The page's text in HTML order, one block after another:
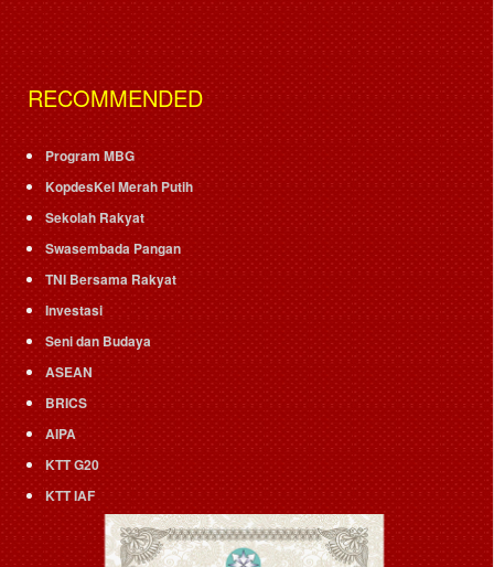
RECOMMENDED
Program MBG
KopdesKel Merah Putih
Sekolah Rakyat
Swasembada Pangan
TNI Bersama Rakyat
Investasi
Seni dan Budaya
ASEAN
BRICS
AIPA
KTT G20
KTT IAF